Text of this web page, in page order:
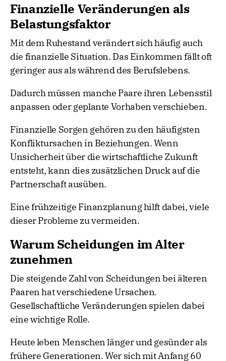
Finanzielle Veränderungen als
Belastungsfaktor
Mit dem Ruhestand verändert sich häufig auch
die finanzielle Situation. Das Einkommen fällt oft
geringer aus als während des Berufslebens.
Dadurch müssen manche Paare ihren Lebensstil
anpassen oder geplante Vorhaben verschieben.
Finanzielle Sorgen gehören zu den häufigsten
Konfliktursachen in Beziehungen. Wenn
Unsicherheit über die wirtschaftliche Zukunft
entsteht, kann dies zusätzlichen Druck auf die
Partnerschaft ausüben.
Eine frühzeitige Finanzplanung hilft dabei, viele
dieser Probleme zu vermeiden.
Warum Scheidungen im Alter
zunehmen
Die steigende Zahl von Scheidungen bei älteren
Paaren hat verschiedene Ursachen.
Gesellschaftliche Veränderungen spielen dabei
eine wichtige Rolle.
Heute leben Menschen länger und gesünder als
frühere Generationen. Wer sich mit Anfang 60